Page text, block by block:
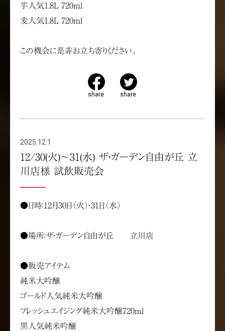
芋人気1.8L 720ml
麦人気1.8L 720ml
この機会に是非お立ち寄りください。
share share
2025.12.1
12/30(火)～31(水) ザ・ガーデン自由が丘 立
川店様 試飲販売会
●日時：12月30日（火）・31日（水）
●場所：ザ・ガーデン自由が丘 立川店
●販売アイテム
純米大吟醸
ゴールド人気純米大吟醸
フレッシュエイジング純米大吟醸720ml
黒人気純米吟醸